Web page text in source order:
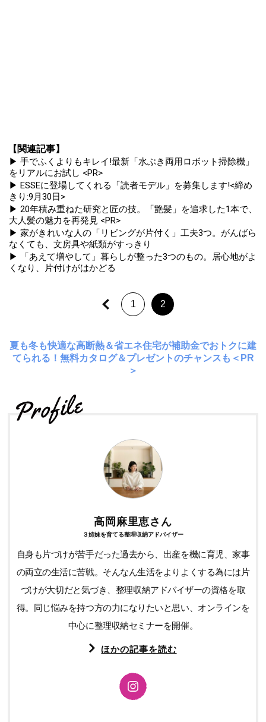
【関連記事】
▶ 手でふくよりもキレイ!最新「水ぶき両用ロボット掃除機」
をリアルにお試し <PR>
▶ ESSEに登場してくれる「読者モデル」を募集します!<締め
きり:9月30日>
▶ 20年積み重ねた研究と匠の技。「艶髪」を追求した1本で、
大人髪の魅力を再発見 <PR>
▶ 家がきれいな人の「リビングが片付く」工夫3つ。がんばら
なくても、文房具や紙類がすっきり
▶ 「あえて増やして」暮らしが整った3つのもの。居心地がよ
くなり、片付けがはかどる
1 2
夏も冬も快適な高断熱＆省エネ住宅が補助金でおトクに建
てられる！無料カタログ＆プレゼントのチャンスも＜PR
＞
高岡麻里恵さん
３姉妹を育てる整理収納アドバイザー
自身も片づけが苦手だった過去から、出産を機に育児、家事
の両立の生活に苦戦。そんなん生活をよりよくする為には片
づけが大切だと気づき、整理収納アドバイザーの資格を取
得。同じ悩みを持つ方の力になりたいと思い、オンラインを
中心に整理収納セミナーを開催。
ほかの記事を読む